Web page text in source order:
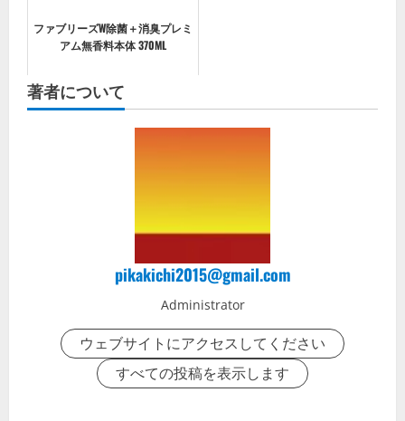
ファブリーズW除菌＋消臭プレミ
アム無香料本体 370ML
著者について
pikakichi2015@gmail.com
Administrator
ウェブサイトにアクセスしてください
すべての投稿を表示します